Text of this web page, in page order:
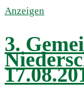
Anzeigen
3.